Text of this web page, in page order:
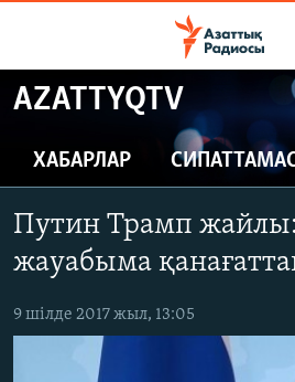
Skip
to
content
to
main
Navigation
Skip
to
ЖАҢАЛЫҚТАР
САЯСАТ
ҚАҢТАР ОҚИҒАСЫ
АДАМ ҚҰҚЫҚТАРЫ
ӘЛЕУМЕТ
AZATTYQTV
ХАБАРЛАР
Путин Трамп
жауабыма
9 шілде 2017 жыл, 13:05